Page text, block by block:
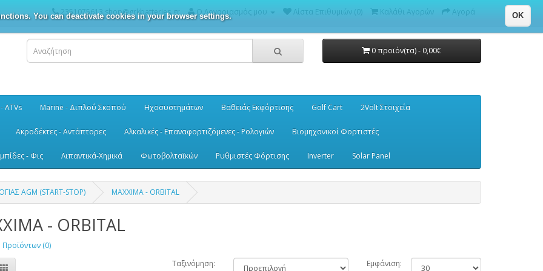
You can deactivate cookies in your browser settings. OK
2351075613 shop@grkbatteries.gr Ο Λογαριασμός μου Λίστα Επιθυμιών (0) Καλάθι Αγορών Αγορά
0 προϊόν(τα) - 0,00€
ATVs Marine - Διπλού Σκοπού Ηχοσυστημάτων Βαθειάς Εκφόρτισης Golf Cart 2Volt Στοιχεία
Ακροδέκτες - Αντάπτορες Αλκαλικές - Επαναφορτιζόμενες - Ρολογιών Βιομηχανικοί Φορτιστές
- Φις Λιπαντικά-Χημικά Φωτοβολταϊκών Ρυθμιστές Φόρτισης Inverter Solar Panel
AGM (START-STOP) MAXXIMA - ORBITAL
- ORBITAL
Προϊόντων (0)
Ταξινόμηση:
Εμφάνιση: